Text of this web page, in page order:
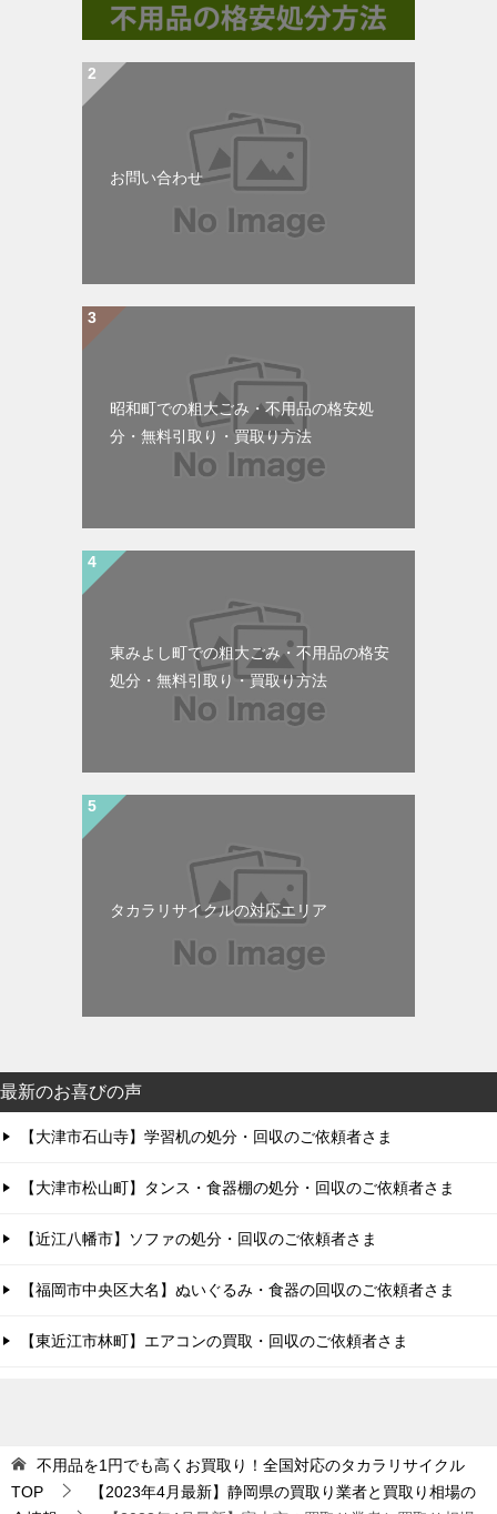
お問い合わせ
昭和町での粗大ごみ・不用品の格安処
分・無料引取り・買取り方法
東みよし町での粗大ごみ・不用品の格安
処分・無料引取り・買取り方法
タカラリサイクルの対応エリア
最新のお喜びの声
【大津市石山寺】学習机の処分・回収のご依頼者さま
【大津市松山町】タンス・食器棚の処分・回収のご依頼者さま
【近江八幡市】ソファの処分・回収のご依頼者さま
【福岡市中央区大名】ぬいぐるみ・食器の回収のご依頼者さま
【東近江市林町】エアコンの買取・回収のご依頼者さま
不用品を1円でも高くお買取り！全国対応のタカラリサイクル
TOP
【2023年4月最新】静岡県の買取り業者と買取り相場の